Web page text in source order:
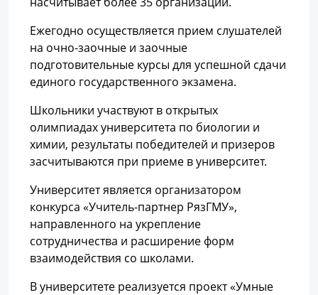
Ежегодно осуществляется прием слушателей
на очно-заочные и заочные
подготовительные курсы для успешной сдачи
единого государственного экзамена.
Школьники участвуют в открытых
олимпиадах университета по биологии и
химии, результаты победителей и призеров
засчитываются при приеме в университет.
Университет является организатором
конкурса «Учитель-партнер РязГМУ»,
направленного на укрепление
сотрудничества и расширение форм
взаимодействия со школами.
В университете реализуется проект «Умные